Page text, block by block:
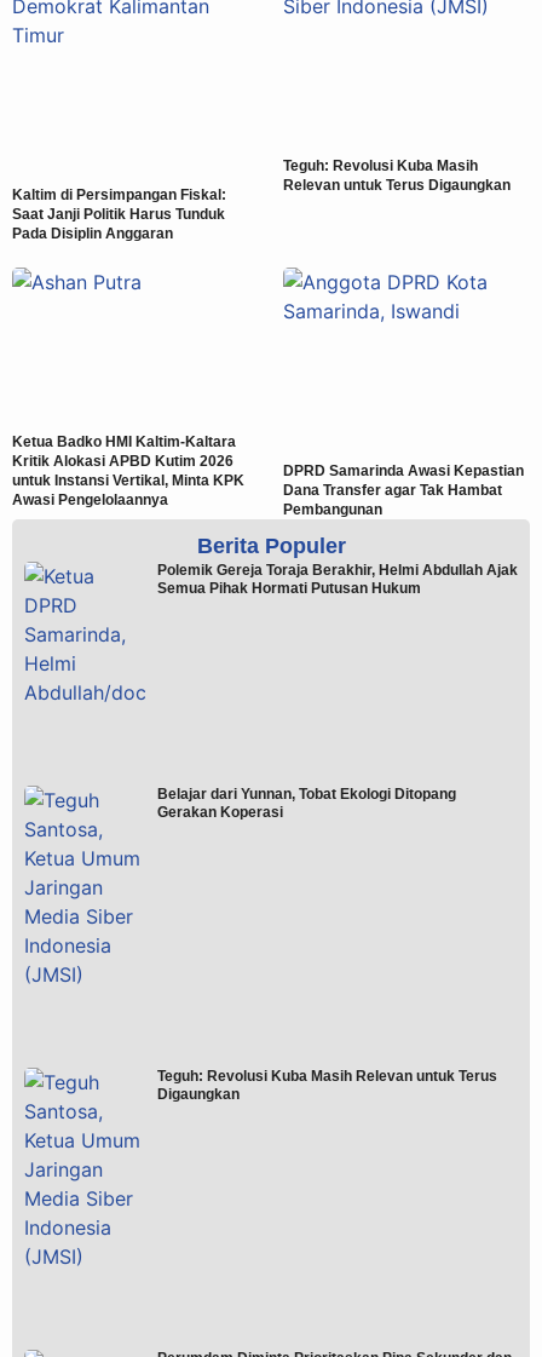
Kaltim di Persimpangan Fiskal:
Saat Janji Politik Harus Tunduk
Pada Disiplin Anggaran
Teguh: Revolusi Kuba Masih
Relevan untuk Terus Digaungkan
Ketua Badko HMI Kaltim-Kaltara
Kritik Alokasi APBD Kutim 2026
untuk Instansi Vertikal, Minta KPK
Awasi Pengelolaannya
DPRD Samarinda Awasi Kepastian
Dana Transfer agar Tak Hambat
Pembangunan
Berita Populer
Polemik Gereja Toraja Berakhir, Helmi Abdullah Ajak
Semua Pihak Hormati Putusan Hukum
Belajar dari Yunnan, Tobat Ekologi Ditopang
Gerakan Koperasi
Teguh: Revolusi Kuba Masih Relevan untuk Terus
Digaungkan